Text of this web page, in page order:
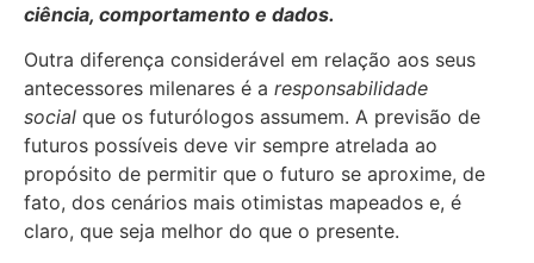
ciência, comportamento e dados.
Outra diferença considerável em relação aos seus
antecessores milenares é a responsabilidade
social que os futurólogos assumem. A previsão de
futuros possíveis deve vir sempre atrelada ao
propósito de permitir que o futuro se aproxime, de
fato, dos cenários mais otimistas mapeados e, é
claro, que seja melhor do que o presente.